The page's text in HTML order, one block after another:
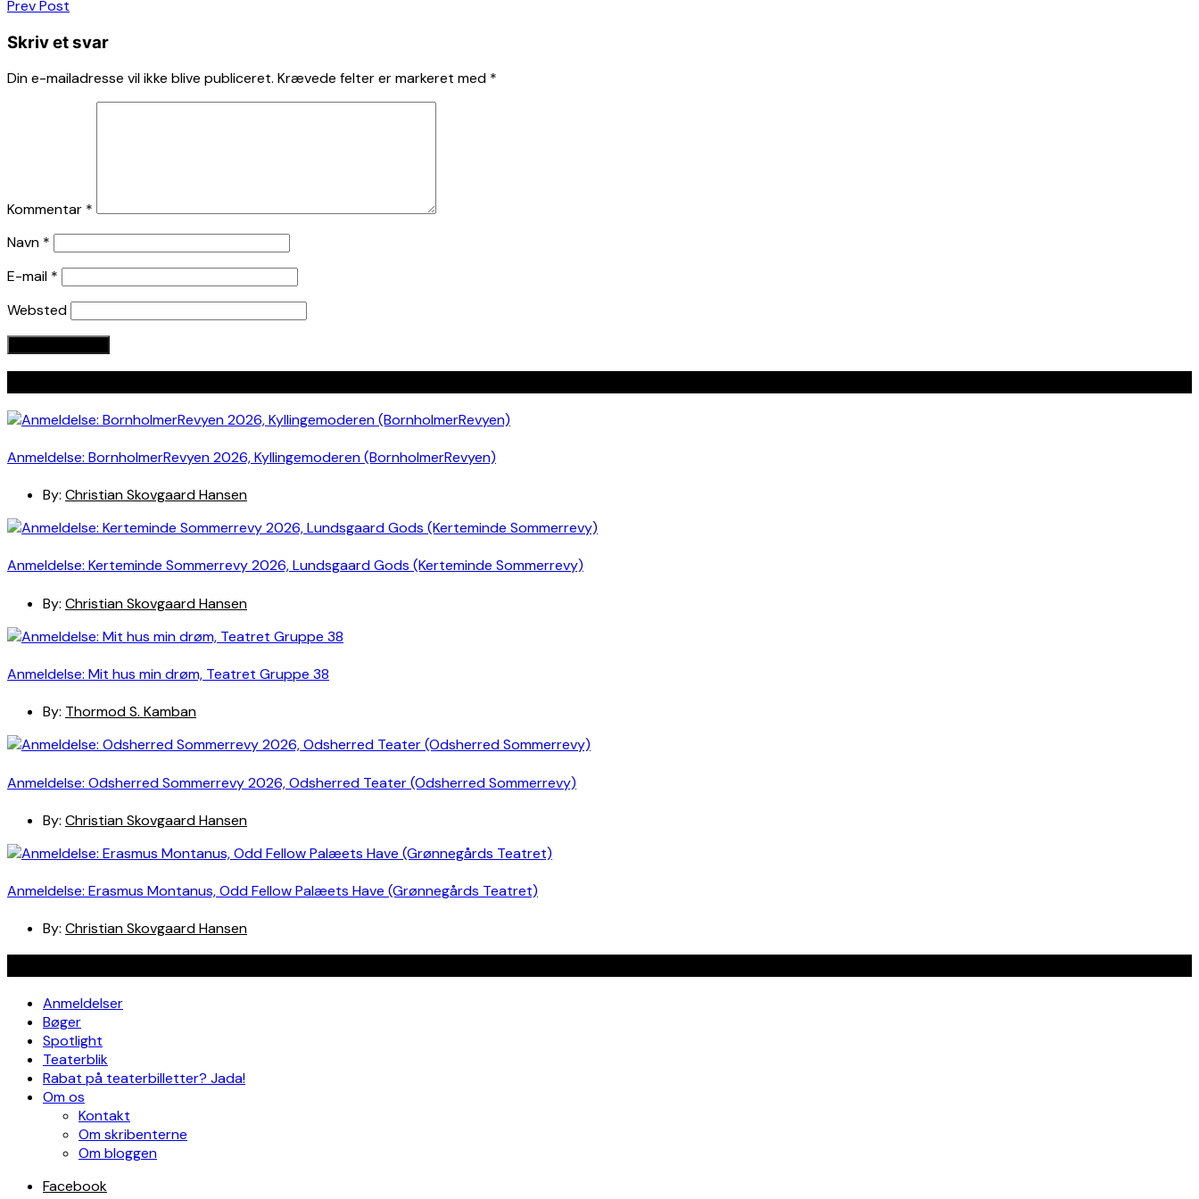
Indlægsnavigation
Prev Post
Skriv et svar
Din e-mailadresse vil ikke blive publiceret. Krævede felter er markeret med *
Kommentar *
Navn *
E-mail *
Websted
Anmeldelse: BornholmerRevyen 2026, Kyllingemoderen (BornholmerRevyen)
By: Christian Skovgaard Hansen
Anmeldelse: Kerteminde Sommerrevy 2026, Lundsgaard Gods (Kerteminde Sommerrevy)
By: Christian Skovgaard Hansen
Anmeldelse: Mit hus min drøm, Teatret Gruppe 38
By: Thormod S. Kamban
Anmeldelse: Odsherred Sommerrevy 2026, Odsherred Teater (Odsherred Sommerrevy)
By: Christian Skovgaard Hansen
Anmeldelse: Erasmus Montanus, Odd Fellow Palæets Have (Grønnegårds Teatret)
By: Christian Skovgaard Hansen
Anmeldelser
Bøger
Spotlight
Teaterblik
Rabat på teaterbilletter? Jada!
Om os
Kontakt
Om skribenterne
Om bloggen
Facebook